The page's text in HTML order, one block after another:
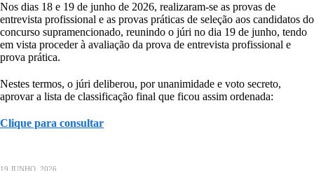
Nos dias 18 e 19 de junho de 2026, realizaram-se as provas de
entrevista profissional e as provas práticas de seleção aos candidatos do
concurso supramencionado, reunindo o júri no dia 19 de junho, tendo
em vista proceder à avaliação da prova de entrevista profissional e
prova prática.
Nestes termos, o júri deliberou, por unanimidade e voto secreto,
aprovar a lista de classificação final que ficou assim ordenada:
Clique para consultar
19 JUNHO, 2026